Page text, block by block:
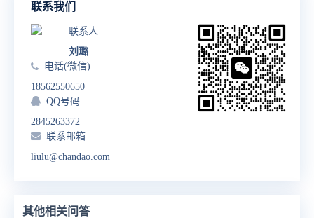
联系我们
联系人
刘璐
电话(微信)
18562550650
QQ号码
2845263372
联系邮箱
liulu@chandao.com
其他相关问答